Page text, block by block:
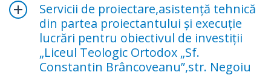
Servicii de proiectare,asistență tehnică
din partea proiectantului și execuție
lucrări pentru obiectivul de investiții
„Liceul Teologic Ortodox „Sf.
Constantin Brâncoveanu”,str. Negoiu